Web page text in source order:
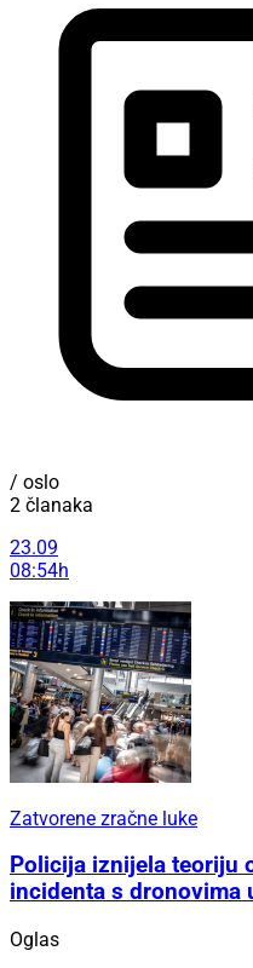
/ oslo
2 članaka
23.09
08:54h
Zatvorene zračne luke
Policija iznijela teoriju
incidenta s dronovima
Oglas